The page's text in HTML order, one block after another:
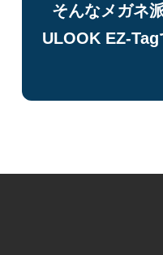
そんなメガネ
ULOOK EZ-